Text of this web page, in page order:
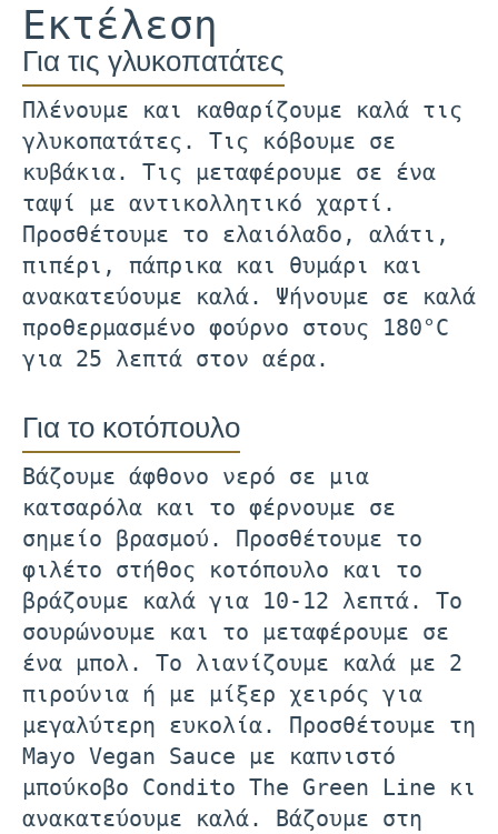
Εκτέλεση
Για τις γλυκοπατάτες
Πλένουμε και καθαρίζουμε καλά τις
γλυκοπατάτες. Τις κόβουμε σε
κυβάκια. Τις μεταφέρουμε σε ένα
ταψί με αντικολλητικό χαρτί.
Προσθέτουμε το ελαιόλαδο, αλάτι,
πιπέρι, πάπρικα και θυμάρι και
ανακατεύουμε καλά. Ψήνουμε σε καλά
προθερμασμένο φούρνο στους 180°C
για 25 λεπτά στον αέρα.
Για το κοτόπουλο
Βάζουμε άφθονο νερό σε μια
κατσαρόλα και το φέρνουμε σε
σημείο βρασμού. Προσθέτουμε το
φιλέτο στήθος κοτόπουλο και το
βράζουμε καλά για 10-12 λεπτά. Το
σουρώνουμε και το μεταφέρουμε σε
ένα μπολ. Το λιανίζουμε καλά με 2
πιρούνια ή με μίξερ χειρός για
μεγαλύτερη ευκολία. Προσθέτουμε τη
Mayo Vegan Sauce με καπνιστό
μπούκοβο Condito The Green Line κι
ανακατεύουμε καλά. Βάζουμε στη